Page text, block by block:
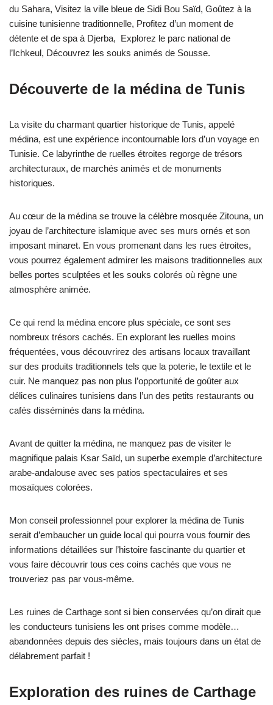
du Sahara, Visitez la ville bleue de Sidi Bou Saïd, Goûtez à la
cuisine tunisienne traditionnelle, Profitez d’un moment de
détente et de spa à Djerba, Explorez le parc national de
l’Ichkeul, Découvrez les souks animés de Sousse.
Découverte de la médina de Tunis
La visite du charmant quartier historique de Tunis, appelé
médina, est une expérience incontournable lors d’un voyage en
Tunisie. Ce labyrinthe de ruelles étroites regorge de trésors
architecturaux, de marchés animés et de monuments
historiques.
Au cœur de la médina se trouve la célèbre mosquée Zitouna, un
joyau de l’architecture islamique avec ses murs ornés et son
imposant minaret. En vous promenant dans les rues étroites,
vous pourrez également admirer les maisons traditionnelles aux
belles portes sculptées et les souks colorés où règne une
atmosphère animée.
Ce qui rend la médina encore plus spéciale, ce sont ses
nombreux trésors cachés. En explorant les ruelles moins
fréquentées, vous découvrirez des artisans locaux travaillant
sur des produits traditionnels tels que la poterie, le textile et le
cuir. Ne manquez pas non plus l’opportunité de goûter aux
délices culinaires tunisiens dans l’un des petits restaurants ou
cafés disséminés dans la médina.
Avant de quitter la médina, ne manquez pas de visiter le
magnifique palais Ksar Saïd, un superbe exemple d’architecture
arabe-andalouse avec ses patios spectaculaires et ses
mosaïques colorées.
Mon conseil professionnel pour explorer la médina de Tunis
serait d’embaucher un guide local qui pourra vous fournir des
informations détaillées sur l’histoire fascinante du quartier et
vous faire découvrir tous ces coins cachés que vous ne
trouveriez pas par vous-même.
Les ruines de Carthage sont si bien conservées qu’on dirait que
les conducteurs tunisiens les ont prises comme modèle…
abandonnées depuis des siècles, mais toujours dans un état de
délabrement parfait !
Exploration des ruines de Carthage